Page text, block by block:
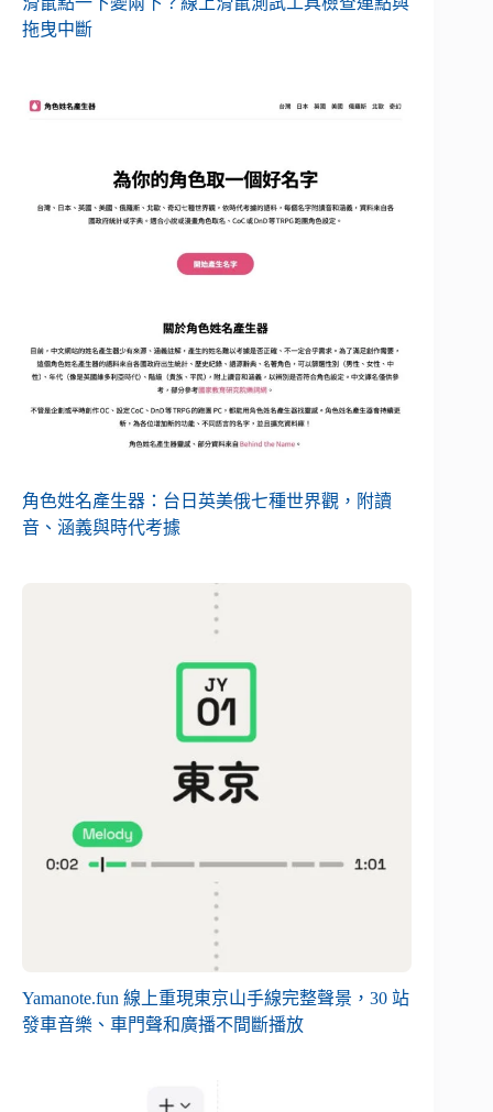
拖曳中斷
角色姓名產生器：台日英美俄七種世界觀，附讀
音、涵義與時代考據
Yamanote.fun 線上重現東京山手線完整聲景，30 站
發車音樂、車門聲和廣播不間斷播放